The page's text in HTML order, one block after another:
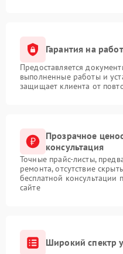
Гарантия на
Предоставляется
выполненные работы и
защищает клиента от
Прозрачное
консультация
Точные прайс-листы,
ремонта, отсутствие
бесплатной
сайте
Широкий спектр